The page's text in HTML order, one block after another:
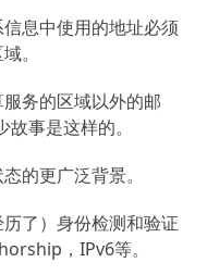
息中使用的地址必须
。
务的区域以外的邮
故事是这样的。
的更广泛背景。
了）身份检测和验证
，IPv6等。